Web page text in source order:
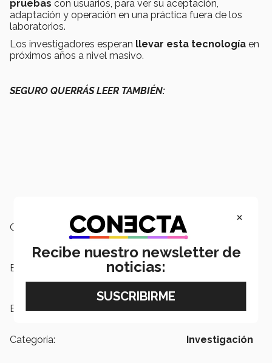
pruebas con usuarios, para ver su aceptación,
adaptación y operación en una práctica fuera de los
laboratorios.
Los investigadores esperan llevar esta tecnología en
próximos años a nivel masivo.
SEGURO QUERRÁS LEER TAMBIÉN:
Campus: Ciudad de México
Escuelas: Ingeniería y Ciencias
Etiquetas: Energía, Investigación
Categoría: Investigación
×
Recibe nuestro newsletter de
noticias: